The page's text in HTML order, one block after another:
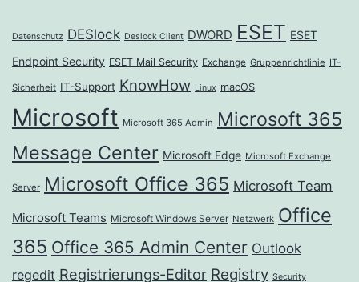
Datenschutz DESlock Deslock Client DWORD ESET ESET
Endpoint Security ESET Mail Security Exchange Gruppenrichtlinie IT-
Sicherheit IT-Support KnowHow Linux macOS
Microsoft Microsoft 365 Admin Microsoft 365
Message Center Microsoft Edge Microsoft Exchange
Server Microsoft Office 365 Microsoft Team
Microsoft Teams Microsoft Windows Server Netzwerk Office
365 Office 365 Admin Center Outlook
regedit Registrierungs-Editor Registry Security